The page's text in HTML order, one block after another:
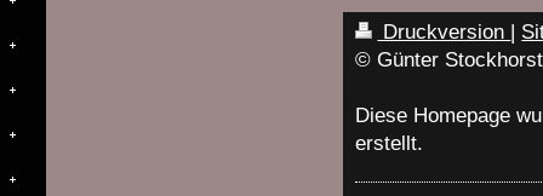
Druckversion
© Günter Stockhorst
Diese Homepage
erstellt.